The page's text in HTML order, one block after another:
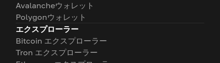
Avalancheウォレット
Polygonウォレット
エクスプローラー
Bitcoin エクスプローラー
Tron エクスプローラー